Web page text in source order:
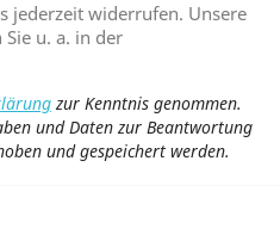
jederzeit widerrufen. Unsere
u. a. in der
zur Kenntnis genommen.
und Daten zur Beantwortung
und gespeichert werden.